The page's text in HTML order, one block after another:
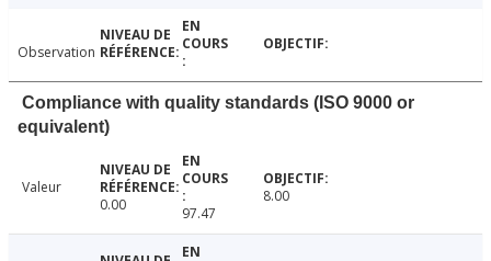
Observation
Compliance with quality standards (ISO 9000 or
equivalent)
Valeur
0.00
97.47
8.00